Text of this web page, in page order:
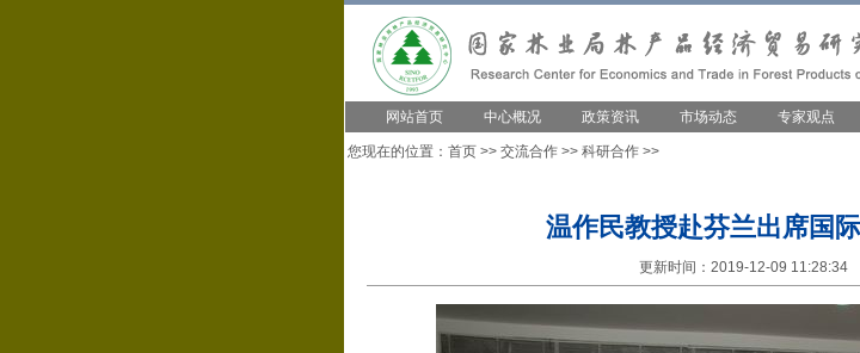
网站首页 中心概况 政策资讯 市场动态 专家观点
您现在的位置： 首页 >> 交流合作 >> 科研合作 >>
温作民教授赴芬兰出席国
更新时间：2019-12-09 11:28:34